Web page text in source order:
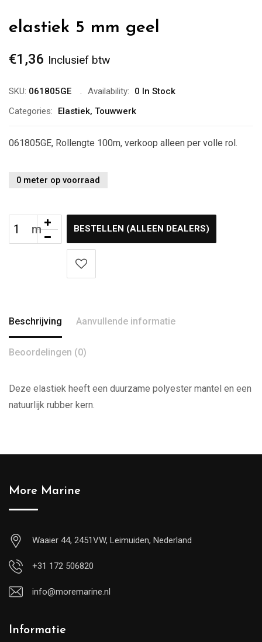
elastiek 5 mm geel
€1,36 Inclusief btw
SKU: 061805GE Availability:
0 In Stock
Categories:
Elastiek, Touwwerk
061805GE, Rollengte 100m, verkoop alleen per volle rol.
0 meter op voorraad
BESTELLEN (ALLEEN DEALERS)
Beschrijving Aanvullende informatie
Beoordelingen (0)
Deze elastiek heeft een duurzame polyester mantel en een
natuurlijk rubber kern.
More Marine
Waaier 44, 2451VW, Leimuiden, Nederland
+31 172 506820
info@moremarine.nl
Informatie